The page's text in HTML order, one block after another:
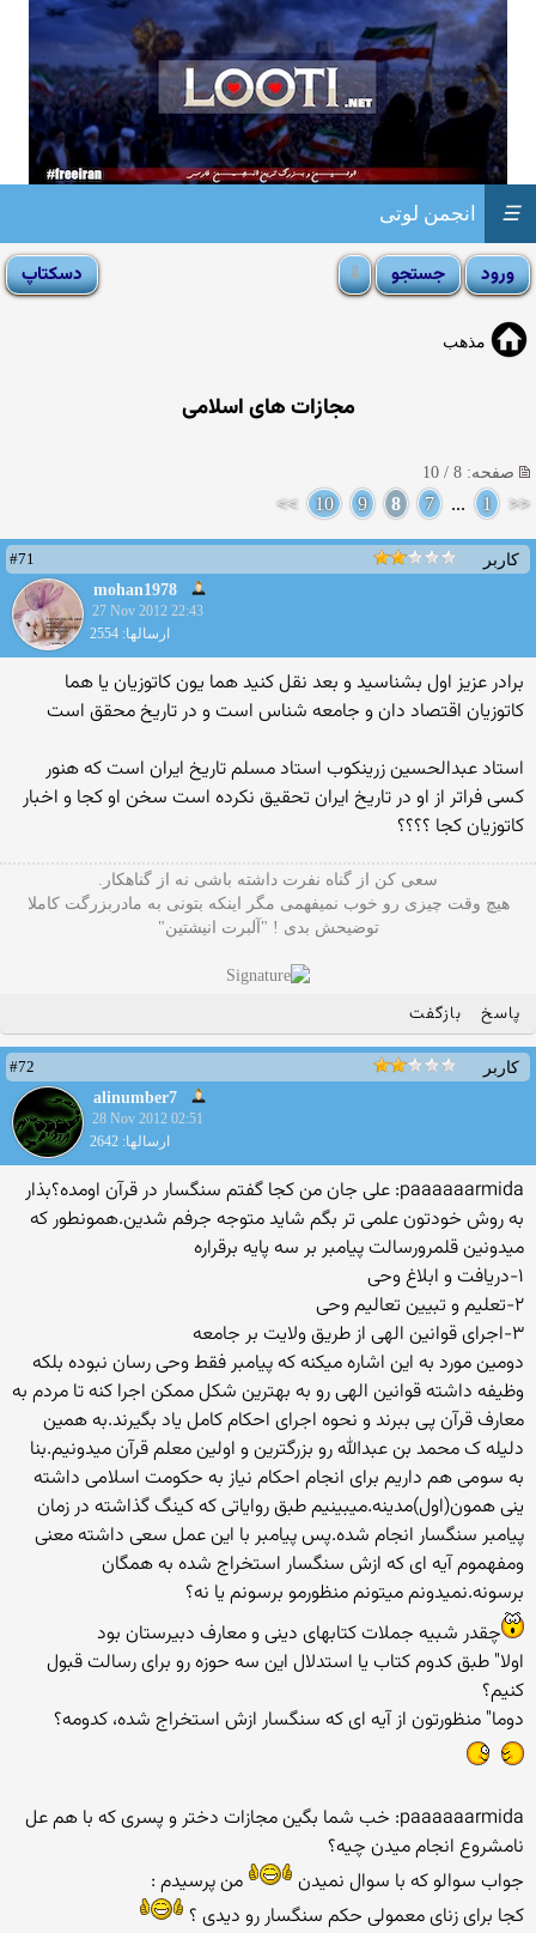
انجمن لوتی ☰
مذهب
مجازات های اسلامی
صفحه: 8 / 10
<<
1
...
7
8
9
10
>>
کاربر
#71
mohan1978
27 Nov 2012 22:43
ارسالها: 2554
برادر عزیز اول بشناسید و بعد نقل کنید هما یون کاتوزیان یا هما
کاتوزیان اقتصاد دان و جامعه شناس است و در تاریخ محقق است
استاد عبدالحسین زرینکوب استاد مسلم تاریخ ایران است که هنور
کسی فراتر از او در تاریخ ایران تحقیق نکرده است سخن او کجا و اخبار
کاتوزیان کجا ؟؟؟؟
سعی کن از گناه نفرت داشته باشی نه از گناهکار.
هیچ وقت چیزی رو خوب نمیفهمی مگر اینکه بتونی به مادربزرگت کاملا
توضیحش بدی ! "آلبرت انیشتین"
پاسخ بازگفت
کاربر
#72
alinumber7
28 Nov 2012 02:51
ارسالها: 2642
paaaaaarmida: علی جان من کجا گفتم سنگسار در قرآن اومده؟بذار
به روش خودتون علمی تر بگم شاید متوجه جرفم شدین.همونطور که
میدونین قلمرورسالت پیامبر بر سه پایه برقراره
۱-دریافت و ابلاغ وحی
۲-تعلیم و تبیین تعالیم وحی
۳-اجرای قوانین الهی از طریق ولایت بر جامعه
دومین مورد به این اشاره میکنه که پیامبر فقط وحی رسان نبوده بلکه
وظیفه داشته قوانین الهی رو به بهترین شکل ممکن اجرا کنه تا مردم به
معارف قرآن پی ببرند و نحوه اجرای احکام کامل یاد بگیرند.به همین
دلیله ک محمد بن عبدالله رو بزرگترین و اولین معلم قرآن میدونیم.بنا
به سومی هم داریم برای انجام احکام نیاز به حکومت اسلامی داشته
ینی همون(اول)مدینه.میبینیم طبق روایاتی که کینگ گذاشته در زمان
پیامبر سنگسار انجام شده.پس پیامبر با این عمل سعی داشته معنی
ومفهموم آیه ای که ازش سنگسار استخراج شده به همگان
برسونه.نمیدونم میتونم منظورمو برسونم یا نه؟
چقدر شبیه جملات کتابهای دینی و معارف دبیرستان بود
اولا" طبق کدوم کتاب یا استدلال این سه حوزه رو برای رسالت قبول
کنیم؟
دوما" منظورتون از آیه ای که سنگسار ازش استخراج شده، کدومه؟
paaaaaarmida: خب شما بگین مجازات دختر و پسری که با هم عل
نامشروع انجام میدن چیه؟
جواب سوالو که با سوال نمیدن
من پرسیدم :
کجا برای زنای معمولی حکم سنگسار رو دیدی ؟